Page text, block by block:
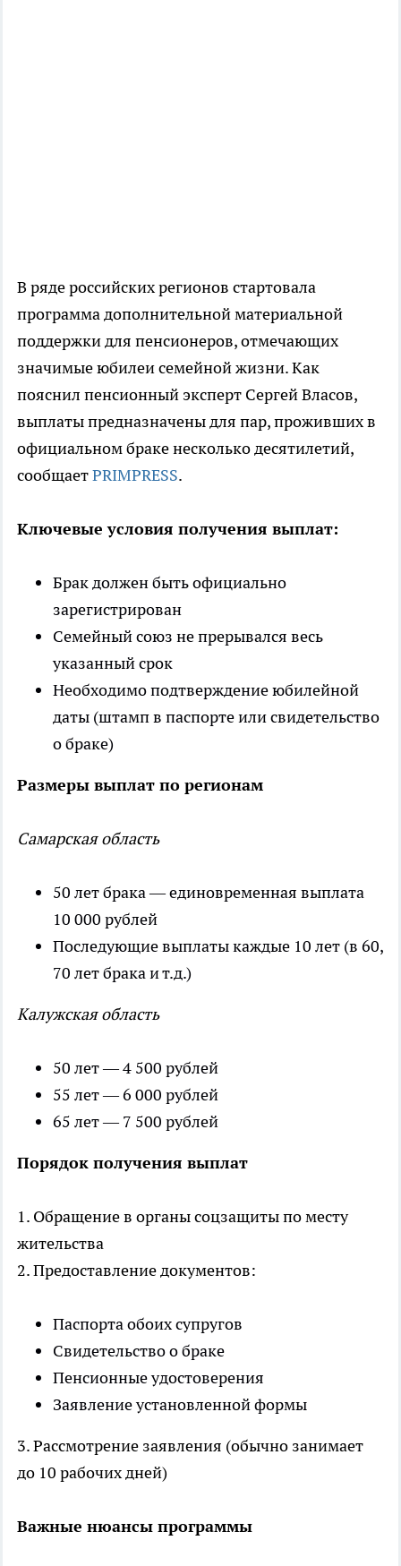
В ряде российских регионов стартовала
программа дополнительной материальной
поддержки для пенсионеров, отмечающих
значимые юбилеи семейной жизни. Как
пояснил пенсионный эксперт Сергей Власов,
выплаты предназначены для пар, проживших в
официальном браке несколько десятилетий,
сообщаетPRIMPRESS.
Ключевые условия получения выплат:
Брак должен быть официально
зарегистрирован
Семейный союз не прерывался весь
указанный срок
Необходимо подтверждение юбилейной
даты (штамп в паспорте или свидетельство
о браке)
Размеры выплат по регионам
Самарская область
50 лет брака — единовременная выплата
10 000 рублей
Последующие выплаты каждые 10 лет (в 60,
70 лет брака и т.д.)
Калужская область
50 лет — 4 500 рублей
55 лет — 6 000 рублей
65 лет — 7 500 рублей
Порядок получения выплат
1. Обращение в органы соцзащиты по месту
жительства
2. Предоставление документов:
Паспорта обоих супругов
Свидетельство о браке
Пенсионные удостоверения
Заявление установленной формы
3. Рассмотрение заявления (обычно занимает
до 10 рабочих дней)
Важные нюансы программы